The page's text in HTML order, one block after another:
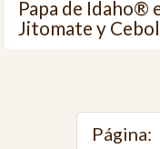
Papa de Idaho®
Jitomate y
Página: